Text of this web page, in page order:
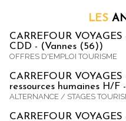
LES
CARREFOUR
CDD - (Vannes (56))
OFFRES D'EMPLOI TOURISME
CARREFOUR
ressources humaines H/F
ALTERNANCE / STAGES
CARREFOUR